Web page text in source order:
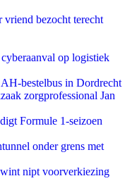
vriend bezocht terecht
op logistiek
bestelbus in Dordrecht
zorgprofessional Jan
Formule 1-seizoen
onder grens met
nipt voorverkiezing